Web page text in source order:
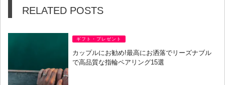
RELATED POSTS
ギフト・プレゼント
カップルにお勧め!最高にお洒落でリーズナブル
で高品質な指輪ペアリング15選